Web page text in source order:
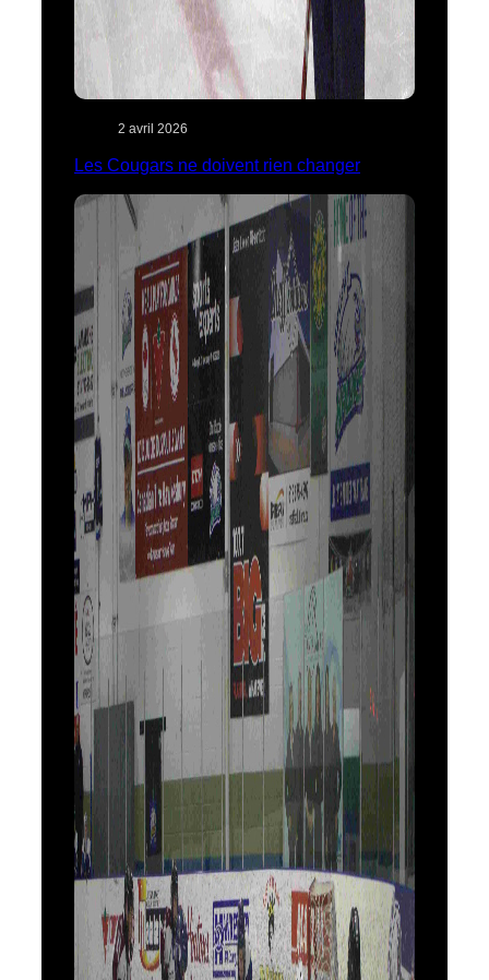
2 avril 2026
Les Cougars ne doivent rien changer